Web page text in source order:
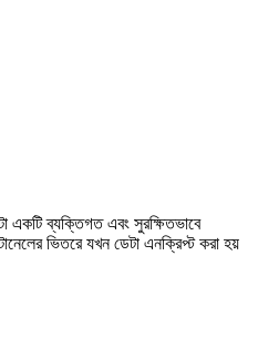
একটি ব্যক্তিগত এবং সুরক্ষিতভাবে
ভিতরে যখন ডেটা এনক্রিপ্ট করা হয়